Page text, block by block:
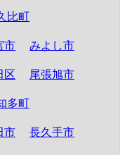
比町
市 みよし市
区 尾張旭市
多町
市 長久手市